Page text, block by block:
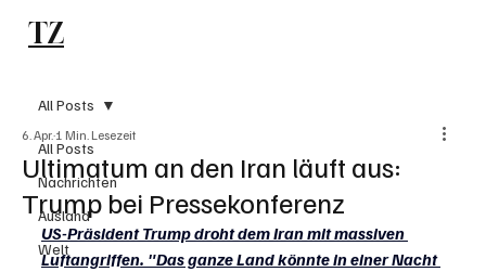
TZ
All Posts
Nachrichten
Ausland
Welt
All Posts
Ultimatum an den Iran läuft aus:
Trump bei Pressekonferenz
6. Apr. 1 Min. Lesezeit
US-Präsident Trump droht dem Iran mit massiven
Luftangriffen. "Das ganze Land könnte in einer Nacht